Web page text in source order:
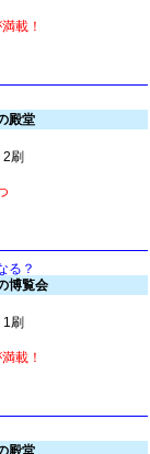
載！
殿堂
2刷
る？
博覧会
1刷
載！
殿堂